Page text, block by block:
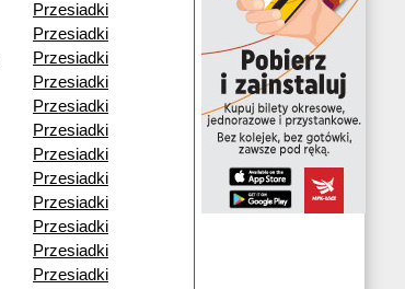
Przesiadki
Przesiadki
Przesiadki
Przesiadki
Przesiadki
Przesiadki
Przesiadki
Przesiadki
Przesiadki
Przesiadki
Przesiadki
Przesiadki